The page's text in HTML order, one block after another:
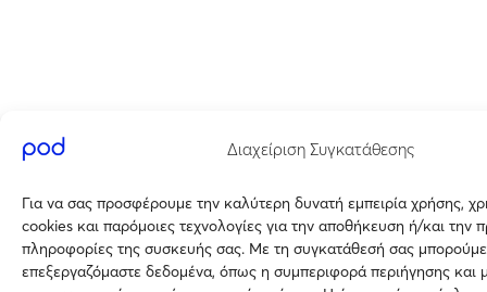
Διαχείριση Συγκατάθεσης
Για να σας προσφέρουμε την καλύτερη δυνατή εμπειρία χρήσης,
cookies και παρόμοιες τεχνολογίες για την αποθήκευση ή/και την
πληροφορίες της συσκευής σας. Με τη συγκατάθεσή σας
επεξεργαζόμαστε δεδομένα, όπως η συμπεριφορά περιήγησης και